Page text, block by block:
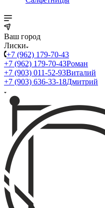
Ваш город
Лиски
+7 (962) 179-70-43
+7 (962) 179-70-43Роман
+7 (903) 011-52-93Виталий
+7 (903) 636-33-18Дмитрий